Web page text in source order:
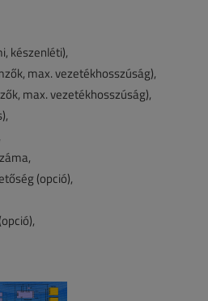
készenléti),
max. vezetékhosszúság),
max. vezetékhosszúság),
(opció),